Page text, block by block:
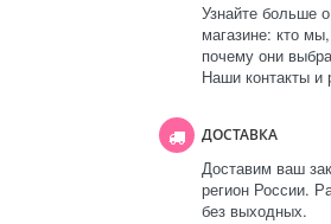
Узнайте больше
магазине: кто
почему они
Наши контакты и
ДОСТАВКА
Доставим ваш
регион России.
без выходных.